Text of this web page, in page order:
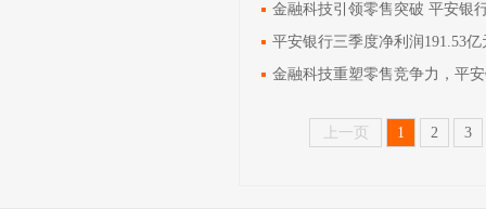
金融科技引领零售突破 平安银
平安银行三季度净利润191.53
金融科技重塑零售竞争力，平
上一页 1 2 3